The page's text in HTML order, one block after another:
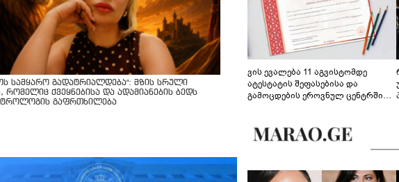
სამყარო გადატრიალდება": მზის სრული
რომელიც ქვეყნებისა და ადამიანების ბედს
გაფრთხილება
ვის ევალება 11 აგვისტომდე
ატესტატის შეფასებისა და
გამოცდების ეროვნულ ცენტრში